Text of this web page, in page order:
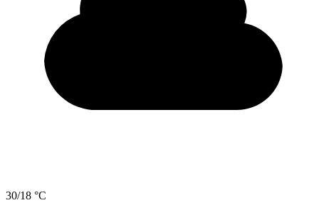
30/18 °C